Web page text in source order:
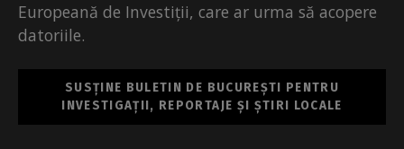
Europeană de Investiții, care ar urma să acopere
datoriile.
SUSȚINE BULETIN DE BUCUREȘTI PENTRU
INVESTIGAȚII, REPORTAJE ȘI ȘTIRI LOCALE